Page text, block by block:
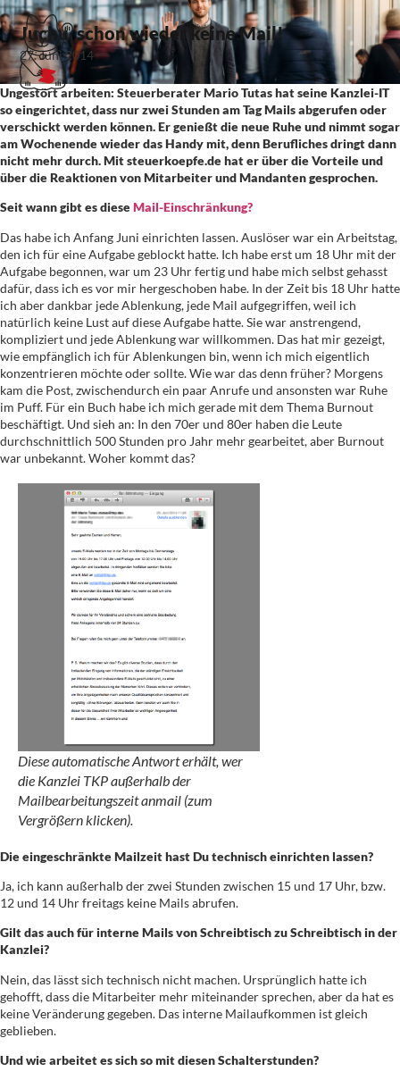
Juchu, schon wieder keine Mail!
27. Juni 2014
Ungestört arbeiten: Steuerberater Mario Tutas hat seine Kanzlei-IT
so eingerichtet, dass nur zwei Stunden am Tag Mails abgerufen oder
verschickt werden können. Er genießt die neue Ruhe und nimmt sogar
am Wochenende wieder das Handy mit, denn Berufliches dringt dann
nicht mehr durch. Mit steuerkoepfe.de hat er über die Vorteile und
über die Reaktionen von Mitarbeiter und Mandanten gesprochen.
Seit wann gibt es dieseMail-Einschränkung?
Das habe ich Anfang Juni einrichten lassen. Auslöser war ein Arbeitstag,
den ich für eine Aufgabe geblockt hatte. Ich habe erst um 18 Uhr mit der
Aufgabe begonnen, war um 23 Uhr fertig und habe mich selbst gehasst
dafür, dass ich es vor mir hergeschoben habe. In der Zeit bis 18 Uhr hatte
ich aber dankbar jede Ablenkung, jede Mail aufgegriffen, weil ich
natürlich keine Lust auf diese Aufgabe hatte. Sie war anstrengend,
kompliziert und jede Ablenkung war willkommen. Das hat mir gezeigt,
wie empfänglich ich für Ablenkungen bin, wenn ich mich eigentlich
konzentrieren möchte oder sollte. Wie war das denn früher? Morgens
kam die Post, zwischendurch ein paar Anrufe und ansonsten war Ruhe
im Puff. Für ein Buch habe ich mich gerade mit dem Thema Burnout
beschäftigt. Und sieh an: In den 70er und 80er haben die Leute
durchschnittlich 500 Stunden pro Jahr mehr gearbeitet, aber Burnout
war unbekannt. Woher kommt das?
Diese automatische Antwort erhält, wer
die Kanzlei TKP außerhalb der
Mailbearbeitungszeit anmail (zum
Vergrößern klicken).
Die eingeschränkte Mailzeit hast Du technisch einrichten lassen?
Ja, ich kann außerhalb der zwei Stunden zwischen 15 und 17 Uhr, bzw.
12 und 14 Uhr freitags keine Mails abrufen.
Gilt das auch für interne Mails von Schreibtisch zu Schreibtisch in der
Kanzlei?
Nein, das lässt sich technisch nicht machen. Ursprünglich hatte ich
gehofft, dass die Mitarbeiter mehr miteinander sprechen, aber da hat es
keine Veränderung gegeben. Das interne Mailaufkommen ist gleich
geblieben.
Und wie arbeitet es sich so mit diesen Schalterstunden?